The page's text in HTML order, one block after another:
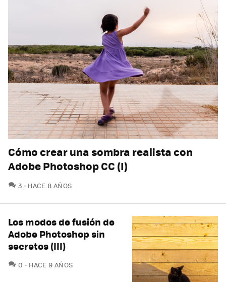
Cómo crear una sombra realista con
Adobe Photoshop CC (I)
3 COMENTARIOS
HACE 8 AÑOS
Los modos de fusión de
Adobe Photoshop sin
secretos (III)
0 COMENTARIOS
HACE 9 AÑOS